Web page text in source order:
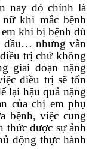
nay đó chính là
khi mắc bệnh
khi bị bệnh dù
đầu… nhưng vẫn
trị chứ không
giai đoạn nặng
điều trị sẽ tốn
lại hậu quả nặng
của chị em phụ
bệnh, việc cung
thức được sự ảnh
động thực hành